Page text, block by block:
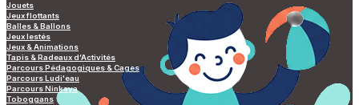
Jouets
Jeux flottants
Balles & Ballons
Jeux lestés
Jeux & Animations
Tapis & Radeaux d’Activités
Parcours Pédagogiques & Cages
Parcours Ludi'eau
Parcours Ninkaya
Toboggans